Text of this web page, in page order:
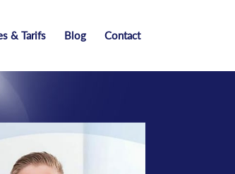
& Tarifs Blog Contact